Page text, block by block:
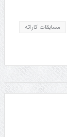
مسابقات کاراته